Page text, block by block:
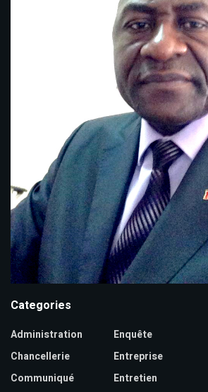
Categories
Administration
Chancellerie
Communiqué
Enquête
Entreprise
Entretien